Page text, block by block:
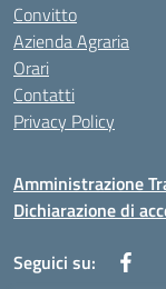
Convitto
Azienda Agraria
Orari
Contatti
Privacy Policy
Amministrazione
Dichiarazione di
Seguici su: